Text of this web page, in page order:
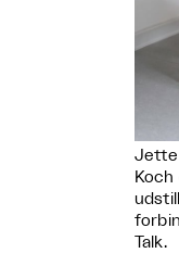
Jette
Talk.